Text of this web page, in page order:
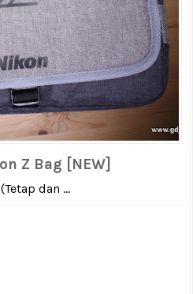
Z Bag [NEW]
dan ...